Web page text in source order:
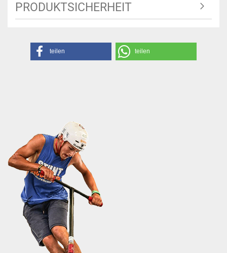
PRODUKTSICHERHEIT
teilen teilen